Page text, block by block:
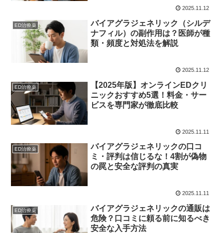
2025.11.12
ED治療薬
バイアグラジェネリック（シルデ
ナフィル）の副作用は？医師が種
類・頻度と対処法を解説
2025.11.12
ED治療薬
【2025年版】オンラインEDクリ
ニックおすすめ5選！料金・サー
ビスを専門家が徹底比較
2025.11.11
ED治療薬
バイアグラジェネリックの口コ
ミ・評判は信じるな！4割が偽物
の罠と安全な評判の真実
2025.11.11
ED治療薬
バイアグラジェネリックの通販は
危険？口コミに頼る前に知るべき
安全な入手方法